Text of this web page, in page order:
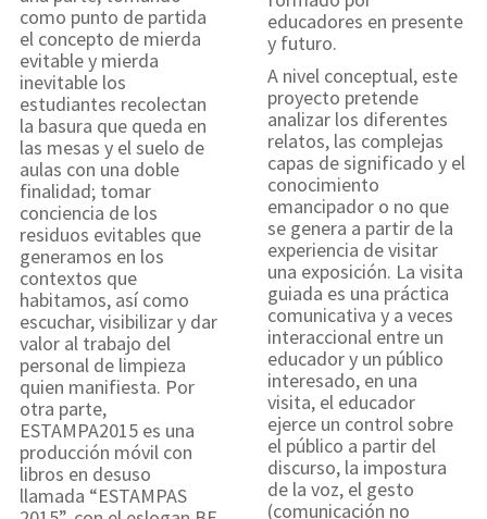
como punto de partida
el concepto de mierda
evitable y mierda
inevitable los
estudiantes recolectan
la basura que queda en
las mesas y el suelo de
aulas con una doble
finalidad; tomar
conciencia de los
residuos evitables que
generamos en los
contextos que
habitamos, así como
escuchar, visibilizar y dar
valor al trabajo del
personal de limpieza
quien manifiesta. Por
otra parte,
ESTAMPA2015 es una
producción móvil con
libros en desuso
llamada “ESTAMPAS
educadores en presente
y futuro.
A nivel conceptual, este
proyecto pretende
analizar los diferentes
relatos, las complejas
capas de significado y el
conocimiento
emancipador o no que
se genera a partir de la
experiencia de visitar
una exposición. La visita
guiada es una práctica
comunicativa y a veces
interaccional entre un
educador y un público
interesado, en una
visita, el educador
ejerce un control sobre
el público a partir del
discurso, la impostura
de la voz, el gesto
(comunicación no